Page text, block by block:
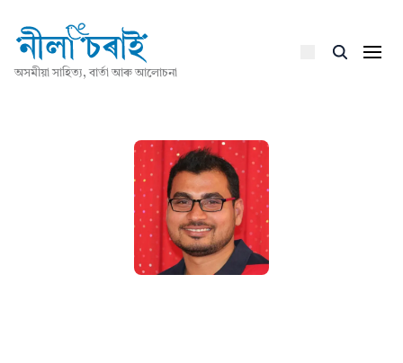
অসমীয়া সাহিত্য, বাৰ্তা আৰু আলোচনা